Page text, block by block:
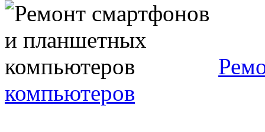
компьютеров